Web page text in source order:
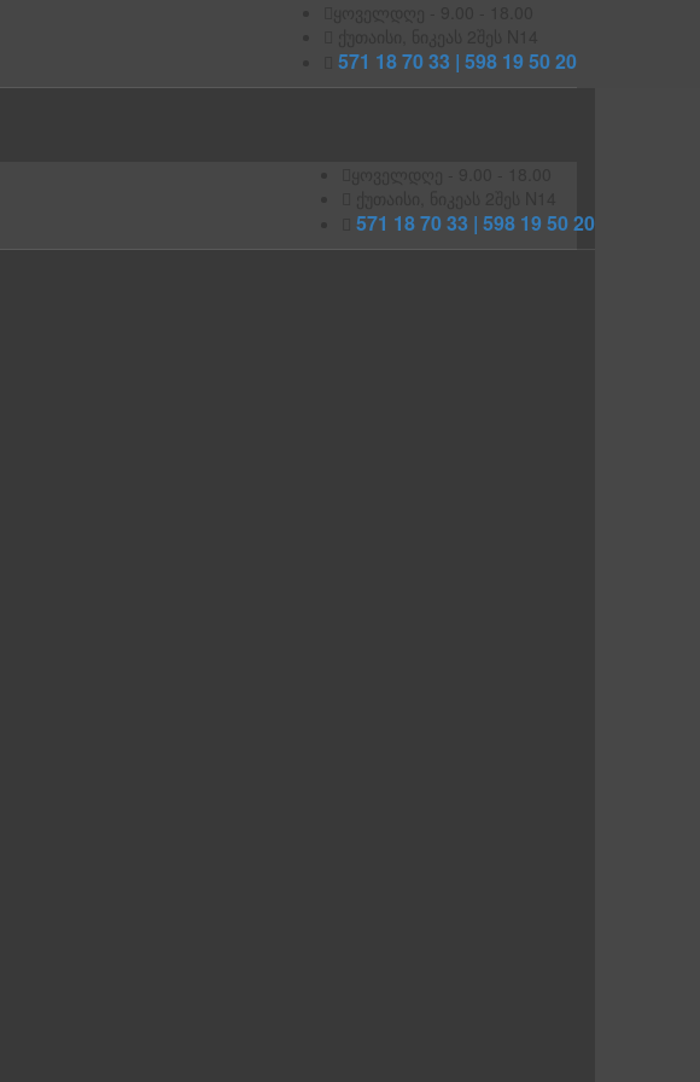
571 18 70 33 | 598 19 50 20
571 18 70 33 | 598 19 50 20